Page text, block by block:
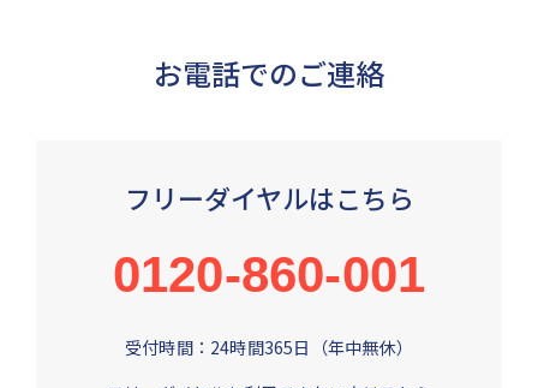
お電話でのご連絡
フリーダイヤルはこちら
0120-860-001
受付時間：24時間365日（年中無休）